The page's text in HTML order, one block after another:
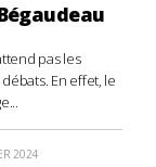
pas les
En effet, le
2024